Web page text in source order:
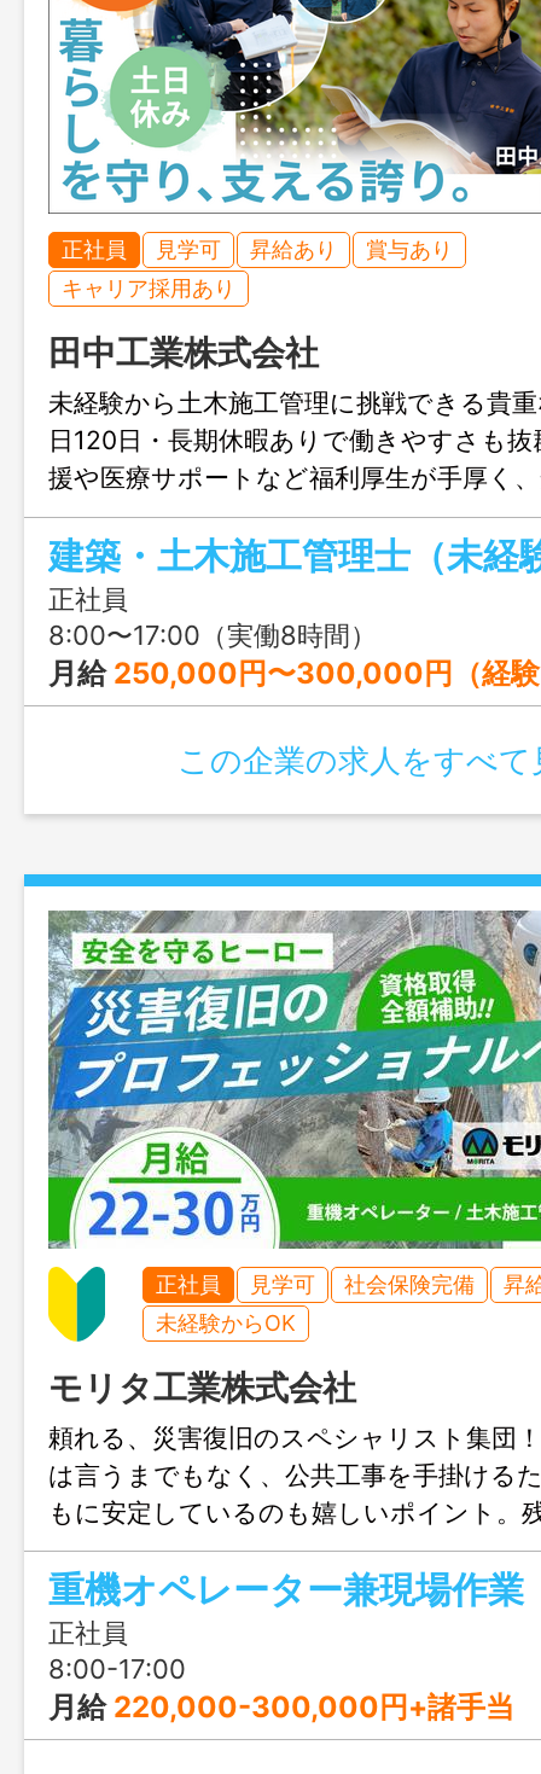
正社員 見学可 昇給あり
賞与あり
キャリア採用あり
田中工業株式会社
未経験から土木施工管理に挑戦できる貴
日120日・長期休暇ありで働きやすさも抜
援や医療サポートなど福利厚生が手厚く
アップできる会社です。
建築・土木施工管理士（未経
正社員
8:00〜17:00（実働8時間）
月給 250,000円〜300,000円（経験
この企業の求人をすべて
正社員 見学可 社会保険完備
昇
未経験からOK
モリタ工業株式会社
頼れる、災害復旧のスペシャリスト集団
は言うまでもなく、公共工事を手掛ける
もに安定しているのも嬉しいポイント。
く、働き方にこだわりあり！
重機オペレーター兼現場作業
正社員
8:00-17:00
月給 220,000-300,000円+諸手当